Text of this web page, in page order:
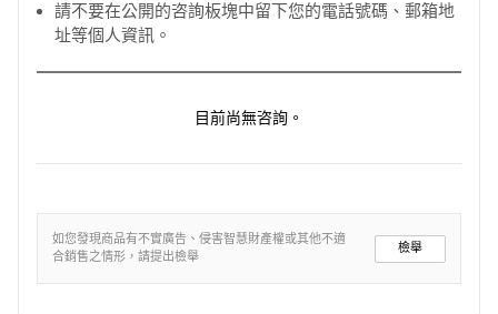
請不要在公開的咨詢板塊中留下您的電話號碼、郵箱地
址等個人資訊。
目前尚無咨詢。
如您發現商品有不實廣告、侵害智慧財產權或其他不適
合銷售之情形，請提出檢舉
檢舉